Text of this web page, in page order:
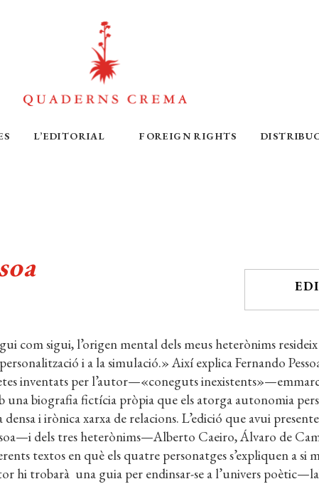
L’EDITORIAL FOREIGN RIGHTS
com sigui, l’origen mental dels meus heterònims
i a la simulació.» Així explica Fernando
inventats per l’autor—«coneguts
una biografia fictícia pròpia que els atorga autonomia
densa i irònica xarxa de relacions. L’edició que avui
dels tres heterònims—Alberto Caeiro, Álvaro de
textos en què els quatre personatges s’expliquen a si
hi trobarà una guia per endinsar-se a l’univers